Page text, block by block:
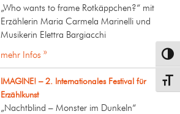
„Who wants to frame Rotkäppchen?“ mit
Erzählerin Maria Carmela Marinelli und
Musikerin Elettra Bargiacchi
mehr Infos »
IMAGINE! – 2. Internationales Festival für
Erzählkunst
„Nachtblind – Monster im Dunkeln“